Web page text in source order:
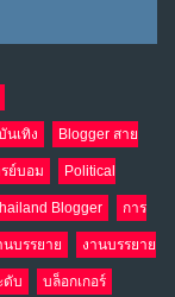
นเทิง Blogger สาย
ย์บอม Political
Blogger การ
นบรรยาย งานบรรยาย
ดับ บล็อกเกอร์